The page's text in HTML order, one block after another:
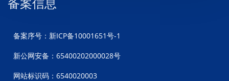
备案信息
备案序号：新ICP备10001651号-1
新公网安备：65400202000028号
网站标识码：6540020003